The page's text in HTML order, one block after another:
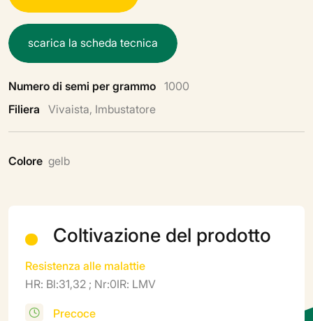
scarica la scheda tecnica
Numero di semi per grammo 1000
Filiera Vivaista, Imbustatore
Colore gelb
Coltivazione del prodotto
Resistenza alle malattie
HR: Bl:31,32 ; Nr:0IR: LMV
Precoce